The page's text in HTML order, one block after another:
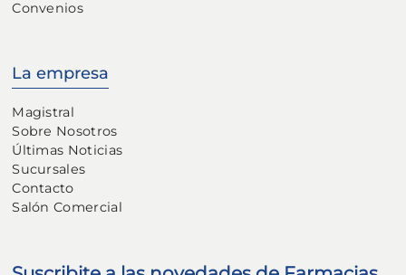
Convenios
La empresa
Magistral
Sobre Nosotros
Últimas Noticias
Sucursales
Contacto
Salón Comercial